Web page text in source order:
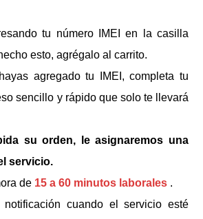
tu número IMEI en la casilla
esto, agrégalo al carrito.
agregado tu IMEI, completa tu
sencillo y rápido que solo te llevará
su orden, le asignaremos una
servicio.
de 15 a 60 minutos laborales .
cuando el servicio esté